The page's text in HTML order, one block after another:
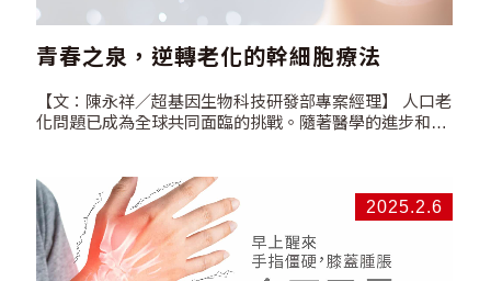
青春之泉，逆轉老化的幹細胞療法
【文：陳永祥／超基因生物科技研發部專案經理】 人口老
化問題已成為全球共同面臨的挑戰。隨著醫學的進步和生
14%，正式邁入高齡國家行列。衛福部預估，台灣的老年
人口將在2025年超過20%，進入超高齡國家的階段。如何
在年齡增長的過程中保持健康、抗拒衰老，不僅是每個人
關心的問題，也是政府應當重視的重要議題。 人體衰老的
過程通常伴隨著身體細胞的老化。隨著年齡的增加，老化
2025.2.6